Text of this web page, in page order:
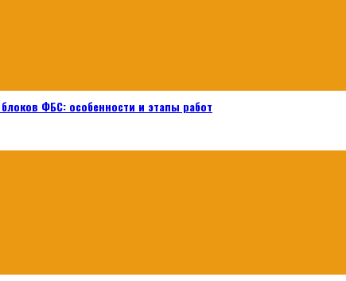
ФБС: особенности и этапы работ